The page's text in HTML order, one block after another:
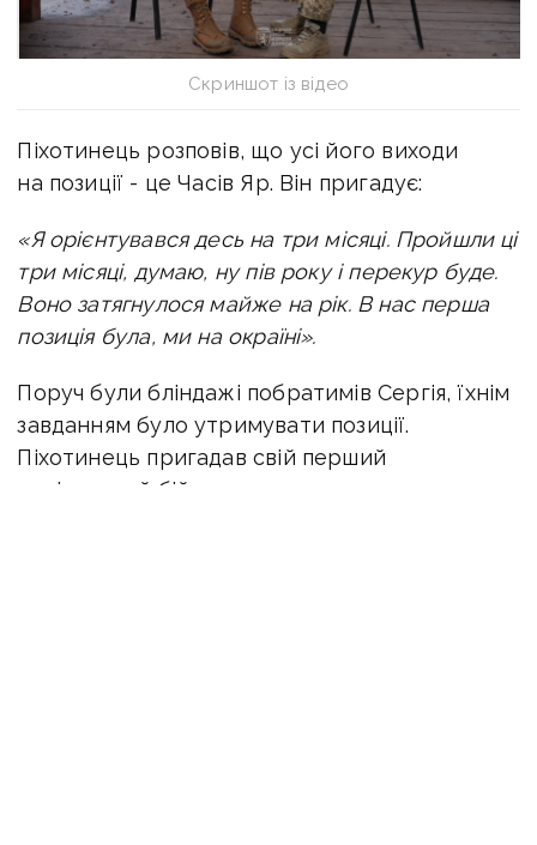
Скриншот із відео
Піхотинець розповів, що усі його виходи
на позиції - це Часів Яр. Він пригадує:
«Я орієнтувався десь на три місяці. Пройшли ці
три місяці, думаю, ну пів року і перекур буде.
Воно затягнулося майже на рік. В нас перша
позиція була, ми на окраїні».
Поруч були бліндажі побратимів Сергія, їхнім
завданням було утримувати позиції.
Піхотинець пригадав свій перший
стрілецький бій.